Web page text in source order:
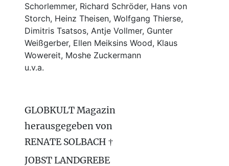
Schorlemmer, Richard Schröder, Hans von
Storch, Heinz Theisen, Wolfgang Thierse,
Dimitris Tsatsos, Antje Vollmer, Gunter
Weißgerber, Ellen Meiksins Wood, Klaus
Wowereit, Moshe Zuckermann
u.v.a.
GLOBKULT Magazin
herausgegeben von
RENATE SOLBACH †
JOBST LANDGREBE